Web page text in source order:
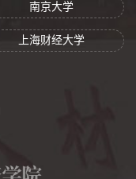
南京大学
上海财经大学